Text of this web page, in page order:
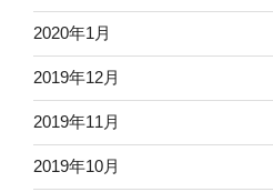
2020年1月
2019年12月
2019年11月
2019年10月